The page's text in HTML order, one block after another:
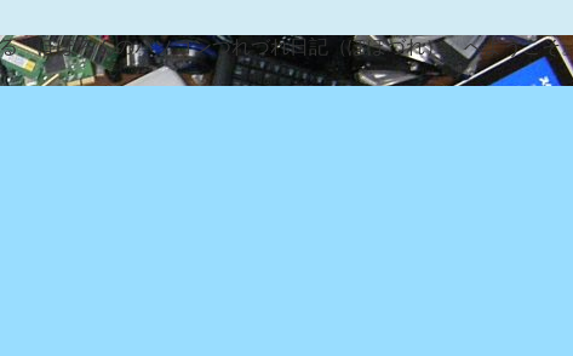
『ぽぽろんのパソコンつれづれ日記（ぽぽづれ）』へようこそ。